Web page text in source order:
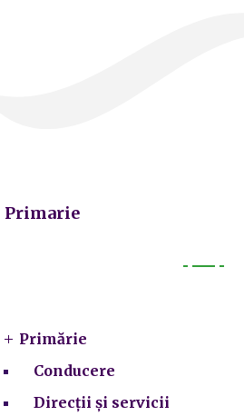
Primarie
Primărie
Conducere
Direcții și servicii